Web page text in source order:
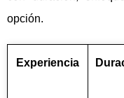
opción.
Experiencia